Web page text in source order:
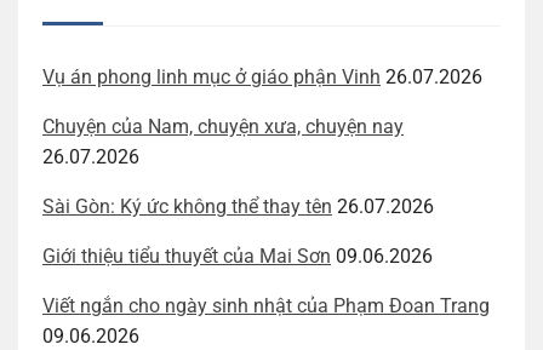
Vụ án phong linh mục ở giáo phận Vinh 26.07.2026
Chuyện của Nam, chuyện xưa, chuyện nay
26.07.2026
Sài Gòn: Ký ức không thể thay tên 26.07.2026
Giới thiệu tiểu thuyết của Mai Sơn 09.06.2026
Viết ngắn cho ngày sinh nhật của Phạm Đoan Trang
09.06.2026